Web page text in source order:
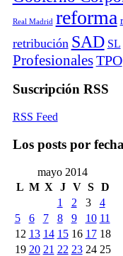
Real Madrid reforma
retribución SAD SL
Profesionales TPO
Suscripción RSS
RSS Feed
Los posts por
mayo 2014
L M X J V S D
1 2 3
4
5
6 7 8 9 10 11
12 13 14 15 16 17 18
19 20 21 22 23 24 25